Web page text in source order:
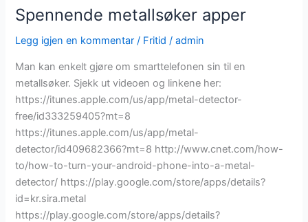
med
en
app
tren
7
minutter
hver
dag!
Spennende metallsøker apper
Legg igjen en kommentar / Fritid /admin
Man kan enkelt gjøre om smarttelefonen sin til en
metallsøker. Sjekk ut videoen og linkene her:
https://itunes.apple.com/us/app/metal-detector-
free/id333259405?mt=8
https://itunes.apple.com/us/app/metal-
detector/id409682366?mt=8 http://www.cnet.com/how-
to/how-to-turn-your-android-phone-into-a-metal-
detector/ https://play.google.com/store/apps/details?
id=kr.sira.metal
https://play.google.com/store/apps/details?